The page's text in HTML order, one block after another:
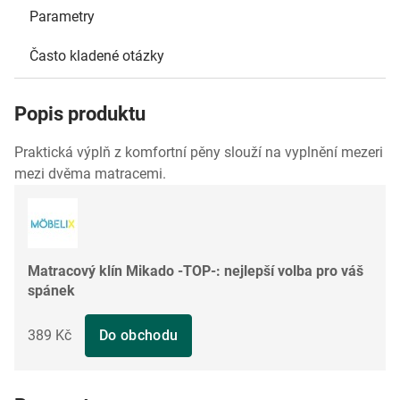
Parametry
Často kladené otázky
Popis produktu
Praktická výplň z komfortní pěny slouží na vyplnění mezeri
mezi dvěma matracemi.
Matracový klín Mikado -TOP-: nejlepší volba pro váš
spánek
389 Kč Do obchodu